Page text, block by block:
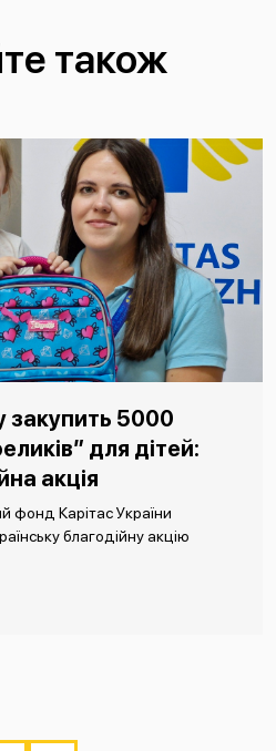
також
закупить 5000
для дітей:
акція
фонд Карітас України
благодійну акцію